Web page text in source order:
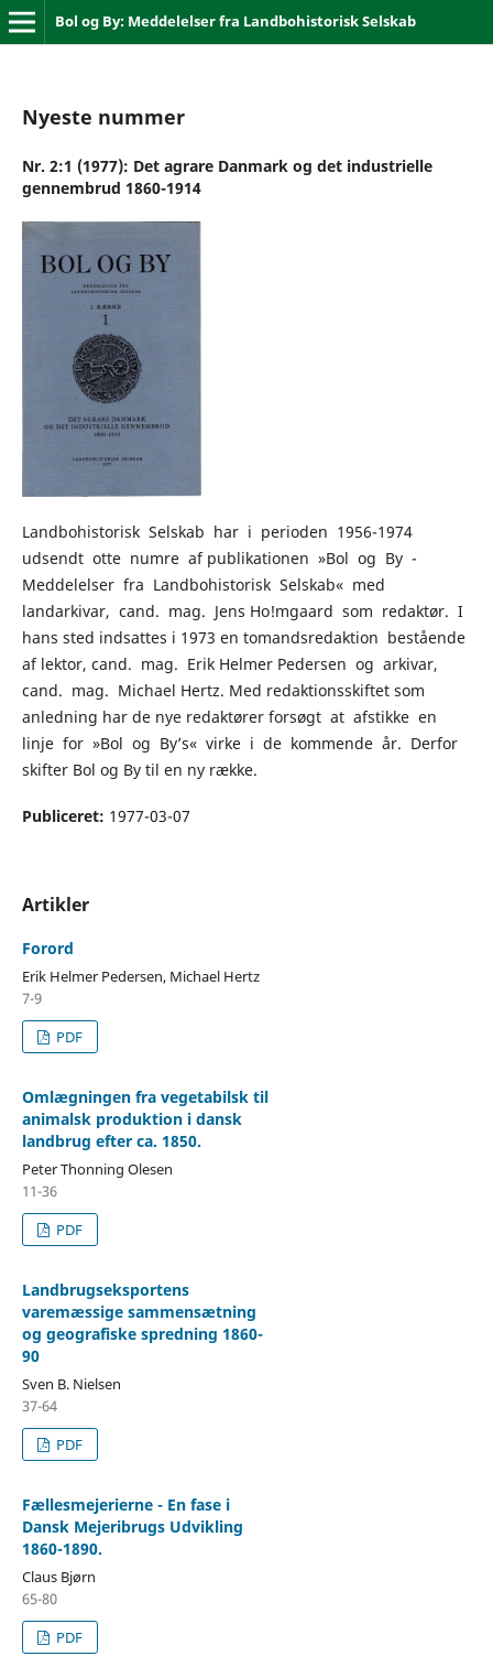
Bol og By: Meddelelser fra Landbohistorisk Selskab
Nyeste nummer
Nr. 2:1 (1977): Det agrare Danmark og det industrielle
gennembrud 1860-1914
Landbohistorisk Selskab har i perioden 1956-1974
udsendt otte numre af publikationen »Bol og By -
Meddelelser fra Landbohistorisk Selskab« med
landarkivar, cand. mag. Jens Ho!mgaard som redaktør. I
hans sted indsattes i 1973 en tomandsredaktion bestående
af lektor, cand. mag. Erik Helmer Pedersen og arkivar,
cand. mag. Michael Hertz. Med redaktionsskiftet som
anledning har de nye redaktører forsøgt at afstikke en
linje for »Bol og By’s« virke i de kommende år. Derfor
skifter Bol og By til en ny række.
Publiceret: 1977-03-07
Artikler
Forord
Erik Helmer Pedersen, Michael Hertz
7-9
PDF
Omlægningen fra vegetabilsk til
animalsk produktion i dansk
landbrug efter ca. 1850.
Peter Thonning Olesen
11-36
PDF
Landbrugseksportens
varemæssige sammensætning
og geografiske spredning 1860-
90
Sven B. Nielsen
37-64
PDF
Fællesmejerierne - En fase i
Dansk Mejeribrugs Udvikling
1860-1890.
Claus Bjørn
65-80
PDF